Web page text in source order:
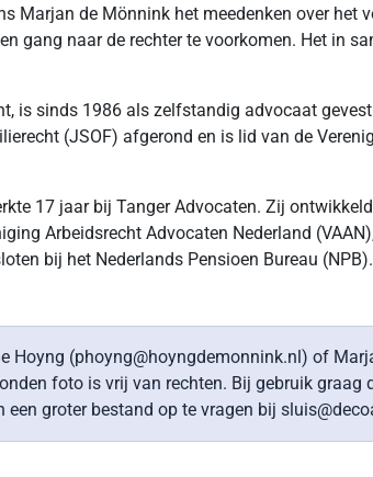
Marjan de Mönnink het meedenken over het
gang naar de rechter te voorkomen. Het in
is sinds 1986 als zelfstandig advocaat
(JSOF) afgerond en is lid van de
17 jaar bij Tanger Advocaten. Zij
Arbeidsrecht Advocaten Nederland
bij het Nederlands Pensioen Bureau (NPB).
(phoyng@hoyngdemonnink.nl) of
foto is vrij van rechten. Bij gebruik
groter bestand op te vragen bij